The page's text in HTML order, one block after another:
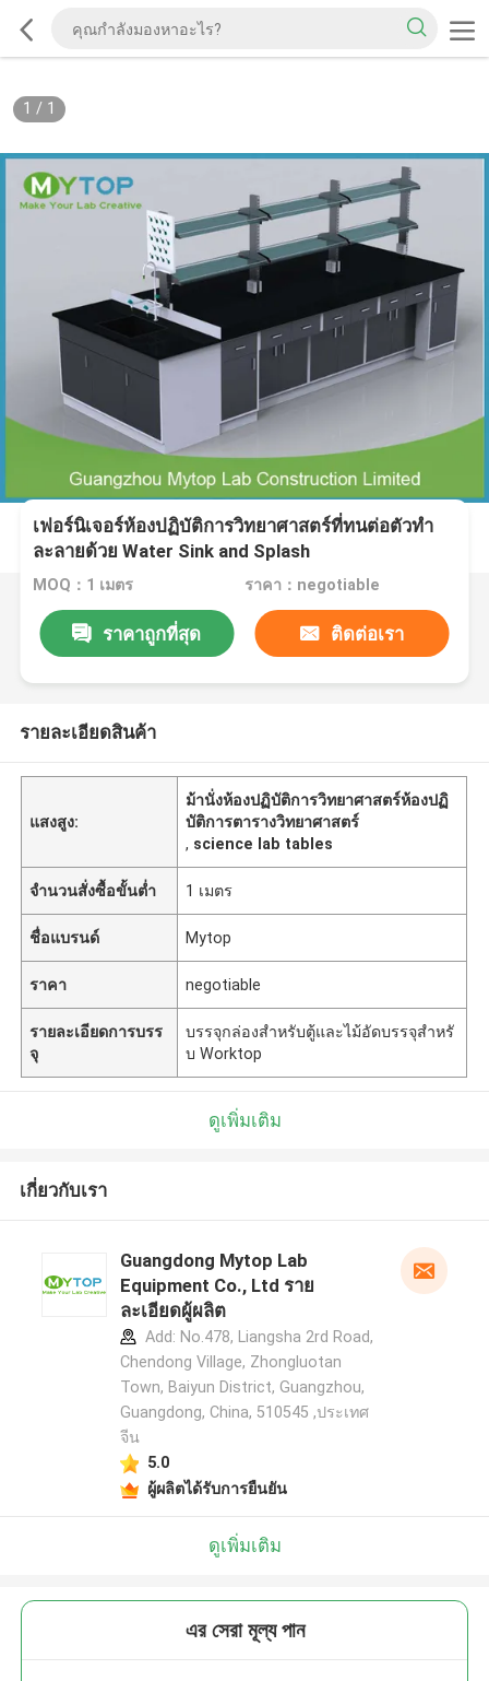
1 / 1
เฟอร์นิเจอร์ห้องปฏิบัติการวิทยาศาสตร์ที่ทนต่อตัวทำ
ละลายด้วย Water Sink and Splash
MOQ：1 เมตร ราคา：negotiable
ราคาถูกที่สุด ติดต่อเรา
รายละเอียดสินค้า
แสงสูง:
ม้านั่งห้องปฏิบัติการวิทยาศาสตร์ห้องปฏิ
บัติการตารางวิทยาศาสตร์
, science lab tables
จำนวนสั่งซื้อขั้นต่ำ 1 เมตร
ชื่อแบรนด์ Mytop
ราคา negotiable
รายละเอียดการบรร
จุ
บรรจุกล่องสำหรับตู้และไม้อัดบรรจุสำหรั
บ Worktop
ดูเพิ่มเติม
เกี่ยวกับเรา
Guangdong Mytop Lab
Equipment Co., Ltd ราย
ละเอียดผู้ผลิต
Add: No.478, Liangsha 2rd Road,
Chendong Village, Zhongluotan
Town, Baiyun District, Guangzhou,
Guangdong, China, 510545 ,ประเทศ
จีน
5.0
ผู้ผลิตได้รับการยืนยัน
ดูเพิ่มเติม
এর সেরা মূল্য পান